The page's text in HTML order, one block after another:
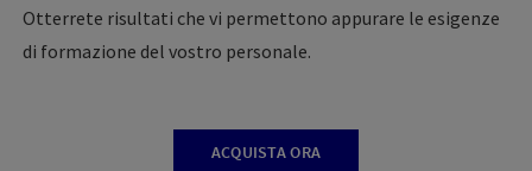
Otterrete risultati che vi permettono appurare le esigenze
di formazione del vostro personale.
ACQUISTA ORA